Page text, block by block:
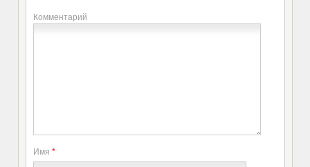
Комментарий
Имя *